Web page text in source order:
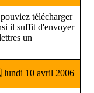
télécharger
il suffit d'envoyer
un
lundi 10 avril 2006